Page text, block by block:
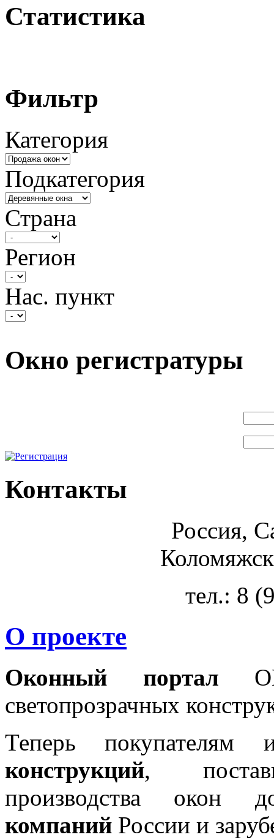
Статистика
Фильтр
Категория
Подкатегория
Страна
Регион
Нас. пункт
Окно регистратуры
Контакты
Россия,
тел.: 8
О проекте
Оконный портал
светопрозрачных
Теперь покупателям
конструкций,
производства окон
компаний России и